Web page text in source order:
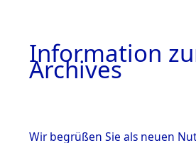
Information
Archives
Wir begrüßen Sie als neuen